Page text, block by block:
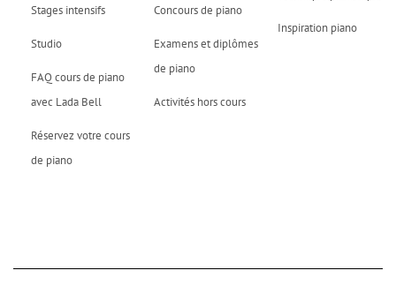
Stages intensifs
Studio
FAQ cours de piano
avec Lada Bell
Réservez votre cours
de piano
Concours de piano
Examens et diplômes
de piano
Activités hors cours
Inspiration piano